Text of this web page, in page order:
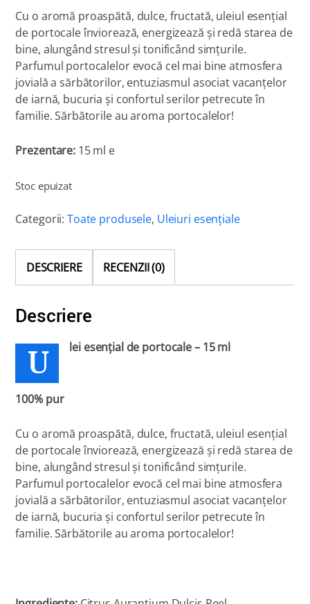
Cu o aromă proaspătă, dulce, fructată, uleiul esențial
de portocale înviorează, energizează și redă starea de
bine, alungând stresul și tonificând simțurile.
Parfumul portocalelor evocă cel mai bine atmosfera
jovială a sărbătorilor, entuziasmul asociat vacanțelor
de iarnă, bucuria și confortul serilor petrecute în
familie. Sărbătorile au aroma portocalelor!
Prezentare: 15 ml e
Stoc epuizat
Categorii: Toate produsele, Uleiuri esențiale
DESCRIERE RECENZII (0)
Descriere
U lei esenţial de portocale – 15 ml
100% pur
Cu o aromă proaspătă, dulce, fructată, uleiul esențial
de portocale înviorează, energizează și redă starea de
bine, alungând stresul și tonificând simțurile.
Parfumul portocalelor evocă cel mai bine atmosfera
jovială a sărbătorilor, entuziasmul asociat vacanțelor
de iarnă, bucuria și confortul serilor petrecute în
familie. Sărbătorile au aroma portocalelor!